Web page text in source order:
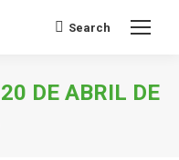
Buscar:
Search
20 DE ABRIL DE